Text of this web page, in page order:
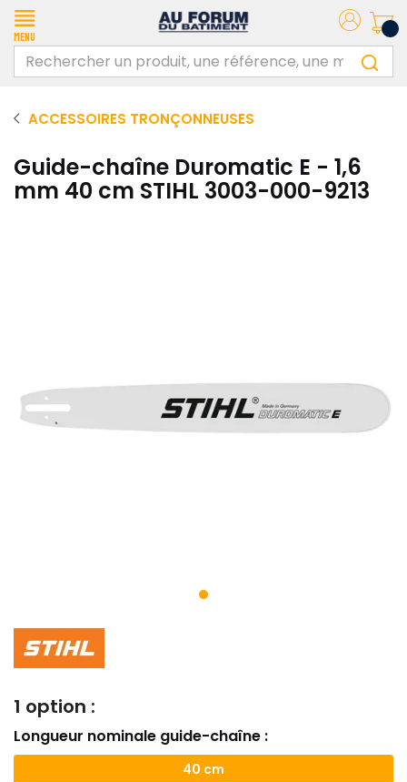
Menu
ACCESSOIRES TRONÇONNEUSES
Guide-chaîne Duromatic E - 1,6
mm 40 cm STIHL 3003-000-9213
1 option :
Longueur nominale guide-chaîne :
40 cm